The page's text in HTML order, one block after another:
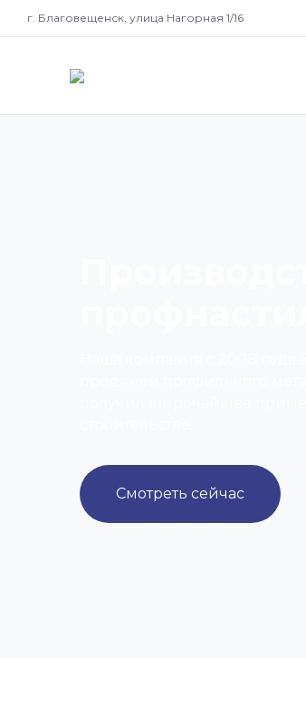
г. Благовещенск, улица Нагорная 1/16
Смотреть сейчас